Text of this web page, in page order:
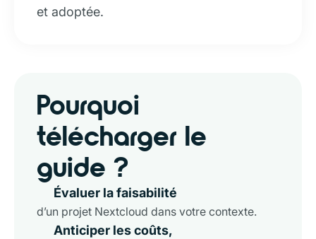
et adoptée.
Pourquoi
télécharger le
guide ?
Évaluer la faisabilité
d’un projet Nextcloud dans votre contexte.
Anticiper les coûts,